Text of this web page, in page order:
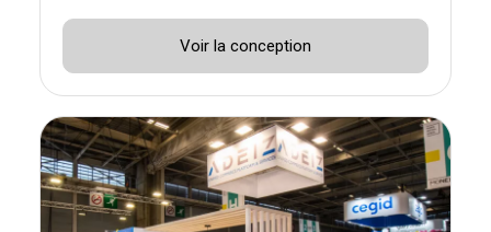
Voir la conception